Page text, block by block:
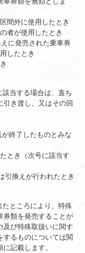
間外に使用したとき
者が使用したとき
に発売された乗車券
したとき
当する場合は、直ち
引き渡し、又はその回
終了したものとみな
とき（次号に該当す
引換えが行われたとき
ところにより、特殊
券類を発売することが
及び特殊取扱いに関す
するものについては関
記載します。